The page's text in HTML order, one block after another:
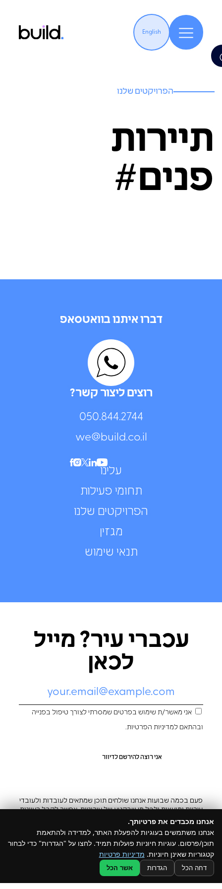
English
הפרויקטים שלנו
תיירות
פנים#
עלינו
תחומי פעילות
הפרויקטים שלנו
מגזין
תנאי שימוש
דברו איתנו בוואטסאפ
רוצים ליצור קשר?
050.844.2744⁩
we@build.co.il
עכברי עיר? מייל
לכאן
אני מאשר/ת שימוש בפרטים שמסרתי לצורך טיפול בפנייה
ובהתאם למדיניות הפרטיות.
פעם בכמה שבועות אנחנו שולחים תוכן שמתאים לעובדות ולעובדי
עיריות ומועצות ולכל מי שבקטע של עירוניות. אפשר לקבל רעיונות
@ כל הזכויות שמורות ל –Build
אנחנו מכבדים את פרטיותך.
אנחנו משתמשים בעוגיות להפעלת האתר, למדידה ולהתאמת
תוכן/פרסום. עוגיות חיוניות פועלות תמיד. לחצו על "הגדרות" כדי לבחור
קטגוריות שאינן חיוניות. מדיניות פרטיות
דחה הכל הגדרות אשר הכל